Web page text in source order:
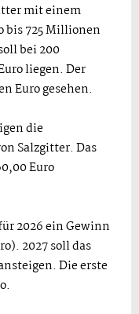
mit einem
bis 725 Millionen
bei 200
liegen. Der
Euro gesehen.
die
Salzgitter. Das
Euro
2026 ein Gewinn
2027 soll das
Die erste